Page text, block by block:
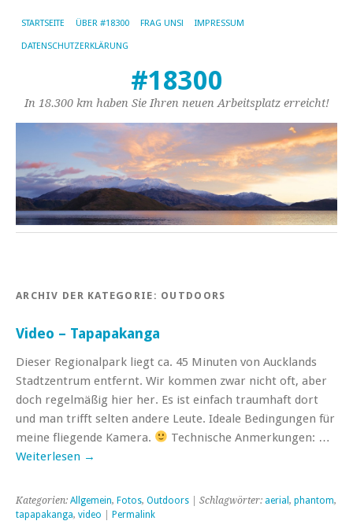
STARTSEITE ÜBER #18300 FRAG UNS! IMPRESSUM
DATENSCHUTZERKLÄRUNG
#18300
In 18.300 km haben Sie Ihren neuen Arbeitsplatz erreicht!
ARCHIV DER KATEGORIE: OUTDOORS
Video – Tapapakanga
Dieser Regionalpark liegt ca. 45 Minuten von Aucklands
Stadtzentrum entfernt. Wir kommen zwar nicht oft, aber
doch regelmäßig hier her. Es ist einfach traumhaft dort
und man trifft selten andere Leute. Ideale Bedingungen für
meine fliegende Kamera.
Technische Anmerkungen: …
Weiterlesen →
Kategorien: Allgemein, Fotos, Outdoors | Schlagwörter: aerial , phantom,
tapapakanga, video Permalink